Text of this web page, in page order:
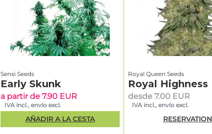
Sensi Seeds
Early Skunk
a partir de 7.90 EUR
IVA incl., envío excl.
AÑADIR A LA CESTA
Royal Queen Seeds
Royal Highness
desde 7.00 EUR
IVA incl., envío excl.
RESERVATION